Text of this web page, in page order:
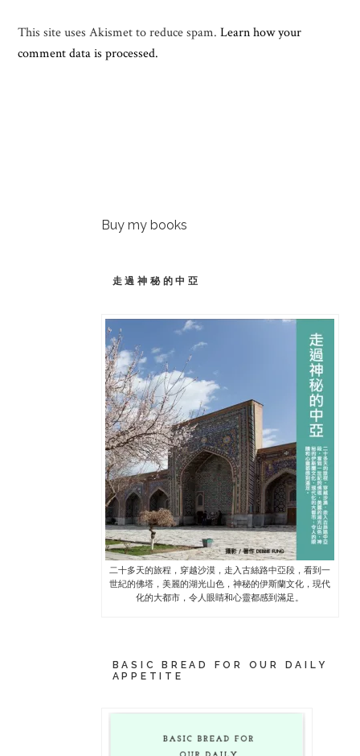
This site uses Akismet to reduce spam.Learn how your
comment data is processed.
Buy my books
走過神秘的中亞
二十多天的旅程，穿越沙漠，走入古絲路中亞段，看到一
世紀的佛塔，美麗的湖光山色，神秘的伊斯蘭文化，現代
化的大都市，令人眼睛和心靈都感到滿足。
BASIC BREAD FOR OUR DAILY
APPETITE